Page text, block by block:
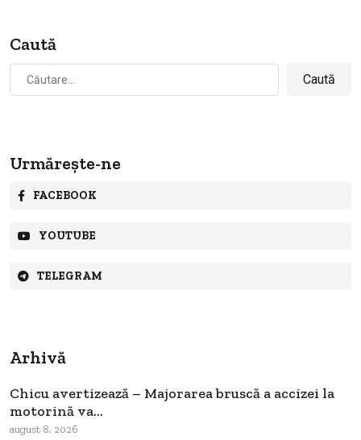
Caută
Caută
după:
Urmărește-ne
FACEBOOK
YOUTUBE
TELEGRAM
Arhivă
Chicu avertizează – Majorarea bruscă a accizei la
motorină va...
august 8, 2026